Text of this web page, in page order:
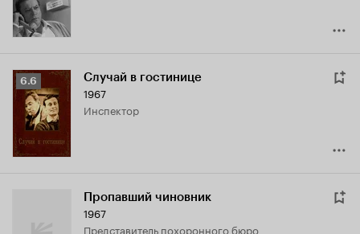
Рейтинг
Кинопоиска
6.6
6.6 Случай в гостинице
1967
инспектор
Пропавший чиновник
1967
представитель похоронного бюро